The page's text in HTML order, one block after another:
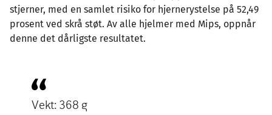
stjerner, med en samlet risiko for hjernerystelse på 52,49
prosent ved skrå støt. Av alle hjelmer med Mips, oppnår
denne det dårligste resultatet.
Vekt: 368 g